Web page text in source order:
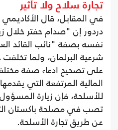
تجارة سلاح ولا تأثير
في المقابل، قال
دردور إن "صدام حفتر خلال
نفسه بصفة "نائب القائد
شرعية البرلمان، ولما
على تصحيح ادعاء صفة
المالية المرتفعة التي
للأسلحة، فإن زيارة
تصب في مصلحة باكستان
عن طريق تجارة الأسلحة.